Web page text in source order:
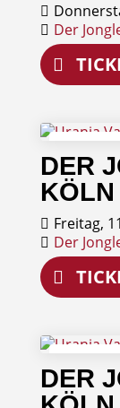
Der
11
DER
KÖLN
Freitag,
Der
12
DER